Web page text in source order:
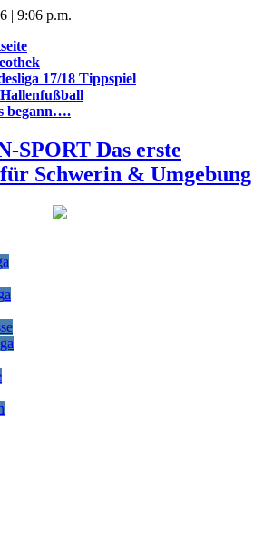
| 9:06 p.m.
17/18 Tippspiel
Hallenfußball
begann….
SPORT Das erste
Schwerin & Umgebung